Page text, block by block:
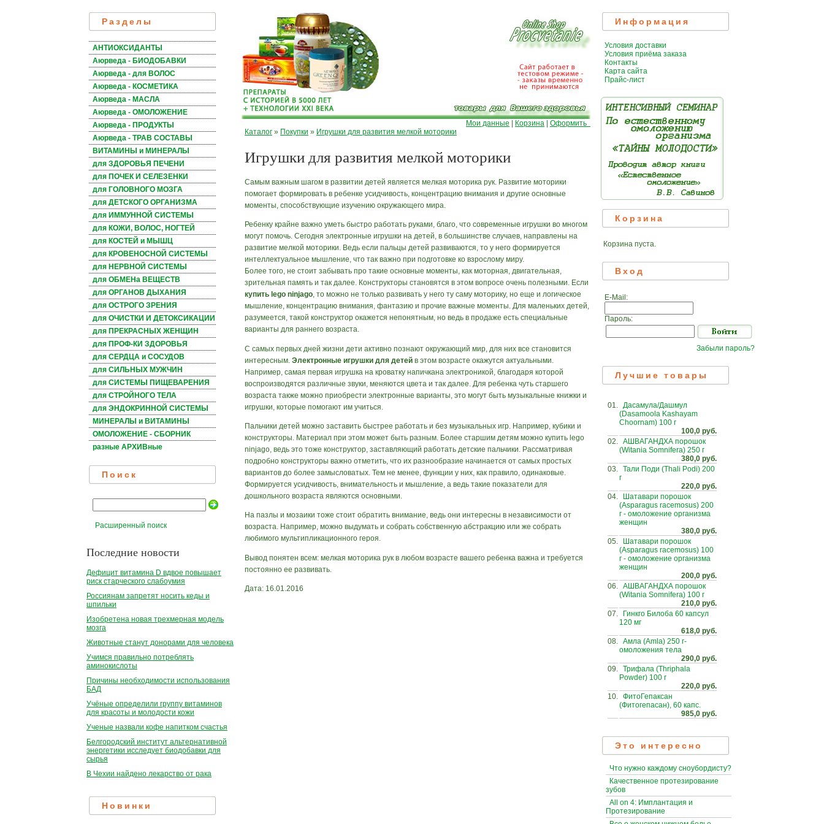
Разделы
АНТИОКСИДАНТЫ
Аюрведа - БИОДОБАВКИ
Аюрведа - для ВОЛОС
Аюрведа - КОСМЕТИКА
Аюрведа - МАСЛА
Аюрведа - ОМОЛОЖЕНИЕ
Аюрведа - ПРОДУКТЫ
Аюрведа - ТРАВ СОСТАВЫ
ВИТАМИНЫ и МИНЕРАЛЫ
для ЗДОРОВЬЯ ПЕЧЕНИ
для ПОЧЕК И СЕЛЕЗЕНКИ
для ГОЛОВНОГО МОЗГА
для ДЕТСКОГО ОРГАНИЗМА
для ИММУННОЙ СИСТЕМЫ
для КОЖИ, ВОЛОС, НОГТЕЙ
для КОСТЕЙ и МЫШЦ
для КРОВЕНОСНОЙ СИСТЕМЫ
для НЕРВНОЙ СИСТЕМЫ
для ОБМЕНа ВЕЩЕСТВ
для ОРГАНОВ ДЫХАНИЯ
для ОСТРОГО ЗРЕНИЯ
для ОЧИСТКИ И ДЕТОКСИКАЦИИ
для ПРЕКРАСНЫХ ЖЕНЩИН
для ПРОФ-КИ ЗДОРОВЬЯ
для СЕРДЦА и СОСУДОВ
для СИЛЬНЫХ МУЖЧИН
для СИСТЕМЫ ПИЩЕВАРЕНИЯ
для СТРОЙНОГО ТЕЛА
для ЭНДОКРИННОЙ СИСТЕМЫ
МИНЕРАЛЫ и ВИТАМИНЫ
ОМОЛОЖЕНИЕ - СБОРНИК
разные АРХИВные
Поиск
Расширенный поиск
Последние новости
Дефицит витамина D вдвое повышает
риск старческого слабоумия
Россиянам запретят носить кеды и
шпильки
Изобретена новая трехмерная модель
мозга
Животные станут донорами для человека
Учимся правильно потреблять
аминокислоты
Причины необходимости использования
БАД
Учёные определили группу витаминов
для красоты и молодости кожи
Ученые назвали кофе напитком счастья
Белгородский институт альтернативной
энергетики исследует биодобавки для
сырья
В Чехии найдено лекарство от рака
Новинки
Мои данные Корзина
Оформить
Каталог » Покупки » Игрушки для развития мелкой моторики
Игрушки для развития мелкой моторики
Самым важным шагом в развитии детей является мелкая моторика рук. Развитие моторики
помогает формировать в ребенке усидчивость, концентрацию внимания и другие основные
моменты, способствующие изучению окружающего мира.
Ребенку крайне важно уметь быстро работать руками, благо, что современные игрушки во многом
могут помочь. Сегодня электронные игрушки на детей, в большинстве случаев, направлены на
развитие мелкой моторики. Ведь если пальцы детей развиваются, то у него формируется
интеллектуальное мышление, что так важно при подготовке ко взрослому миру.
Более того, не стоит забывать про такие основные моменты, как моторная, двигательная,
зрительная память и так далее. Конструкторы становятся в этом вопросе очень полезными. Если
купить lego ninjago, то можно не только развивать у него ту саму моторику, но еще и логическое
мышление, концентрацию внимания, фантазию и прочие важные моменты. Для маленьких детей,
разумеется, такой конструктор окажется непонятным, но ведь в продаже есть специальные
варианты для раннего возраста.
С самых первых дней жизни дети активно познают окружающий мир, для них все становится
интересным. Электронные игрушки для детей в этом возрасте окажутся актуальными.
Например, самая первая игрушка на кроватку напичкана электроникой, благодаря которой
воспроизводятся различные звуки, меняются цвета и так далее. Для ребенка чуть старшего
возраста также можно приобрести электронные варианты, это могут быть музыкальные книжки и
игрушки, которые помогают им учиться.
Пальчики детей можно заставить быстрее работать и без музыкальных игр. Например, кубики и
конструкторы. Материал при этом может быть разным. Более старшим детям можно купить lego
ninjago, ведь это тоже конструктор, заставляющий работать детские пальчики. Рассматривая
подробно конструкторы важно отметить, что их разнообразие начинается от самых простых
вариантов до более замысловатых. Тем не менее, функции у них, как правило, одинаковые.
Формируется усидчивость, внимательность и мышление, а ведь такие показатели для
дошкольного возраста являются основными.
На пазлы и мозаики тоже стоит обратить внимание, ведь они интересны в независимости от
возраста. Например, можно выдумать и собрать собственную абстракцию или же собрать
любимого мультипликационного героя.
Вывод понятен всем: мелкая моторика рук в любом возрасте вашего ребенка важна и требуется
постоянно ее развивать.
Дата: 16.01.2016
Информация
Условия доставки
Условия приёма заказа
Контакты
Карта сайта
Прайс-лист
Корзина
Корзина пуста.
Вход
E-Mail:
Пароль:
Забыли пароль?
Лучшие товары
01.
Дасамула/Дашмул
(Dasamoola Kashayam
Choornam) 100 г
100,0 руб.
02.
АШВАГАНДХА порошок
(Witania Somnifera) 250 г
380,0 руб.
03.
Тали Поди (Thali Podi) 200
г
220,0 руб.
04.
Шатавари порошок
(Asparagus racemosus) 200
г - омоложение организма
женщин
380,0 руб.
05.
Шатавари порошок
(Asparagus racemosus) 100
г - омоложение организма
женщин
200,0 руб.
06.
АШВАГАНДХА порошок
(Witania Somnifera) 100 г
210,0 руб.
07.
Гинкго Билоба 60 капсул
120 мг
618,0 руб.
08.
Амла (Amla) 250 г-
омоложения тела
290,0 руб.
09.
Трифала (Thriphala
Powder) 100 г
220,0 руб.
10.
ФитоГепаксан
(Фитогепасан), 60 капс.
985,0 руб.
Это интересно
Что нужно каждому сноубордисту?
Качественное протезирование
зубов
All on 4: Имплантация и
Протезирование